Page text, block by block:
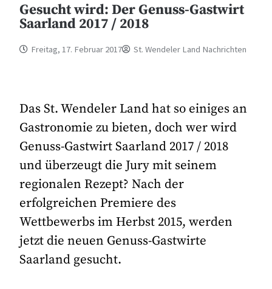
Gesucht wird: Der Genuss-Gastwirt
Saarland 2017 / 2018
Freitag, 17. Februar 2017 St. Wendeler Land Nachrichten
Das St. Wendeler Land hat so einiges an
Gastronomie zu bieten, doch wer wird
Genuss-Gastwirt Saarland 2017 / 2018
und überzeugt die Jury mit seinem
regionalen Rezept? Nach der
erfolgreichen Premiere des
Wettbewerbs im Herbst 2015, werden
jetzt die neuen Genuss-Gastwirte
Saarland gesucht.